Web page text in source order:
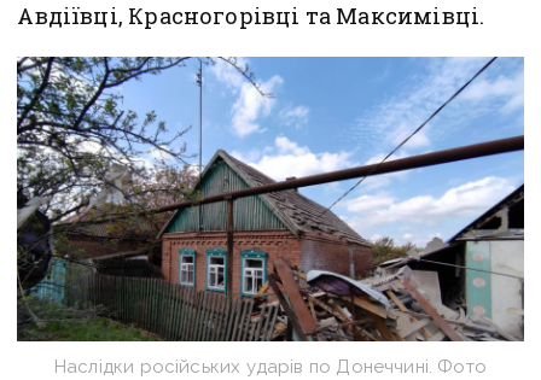
Авдіївці, Красногорівці та Максимівці.
Наслідки російських ударів по Донеччині. Фото